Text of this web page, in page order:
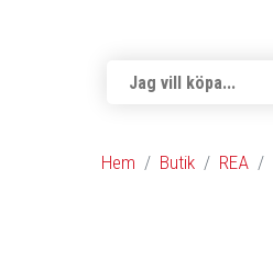
Hem Butik REA